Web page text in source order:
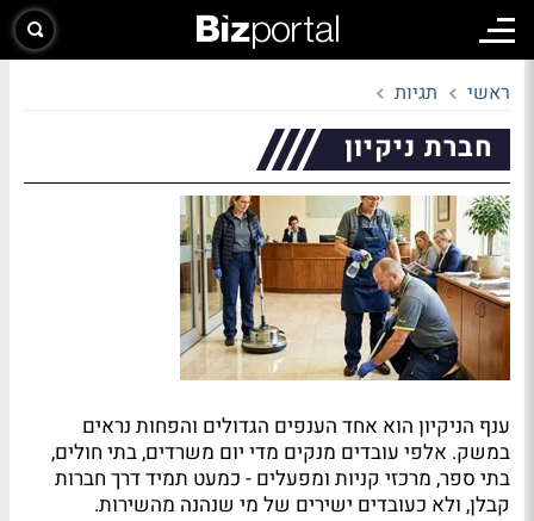
ראשי תגיות
חברת ניקיון
ענף הניקיון הוא אחד הענפים הגדולים והפחות נראים
במשק. אלפי עובדים מנקים מדי יום משרדים, בתי חולים,
בתי ספר, מרכזי קניות ומפעלים - כמעט תמיד דרך חברות
קבלן, ולא כעובדים ישירים של מי שנהנה מהשירות.